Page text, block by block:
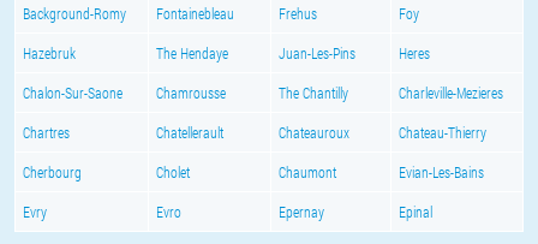
Background-Romy Fontainebleau Frehus Foy
Hazebruk The Hendaye Juan-Les-Pins Heres
Chalon-Sur-Saone Chamrousse The Chantilly Charleville-Mezieres
Chartres Chatellerault Chateauroux Chateau-Thierry
Cherbourg Cholet Chaumont Evian-Les-Bains
Evry Evro Epernay Epinal